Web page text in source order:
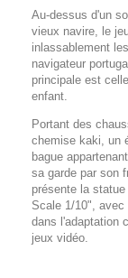
Au-dessus d'un
vieux navire, le
inlassablement
navigateur
principale est
enfant.
Portant des
chemise kaki, un
bague
sa garde par son
présente la
Scale 1/10", avec
dans l'adaptation
jeux vidéo.